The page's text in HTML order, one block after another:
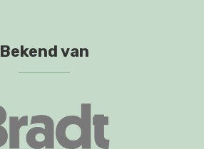
Bekend van